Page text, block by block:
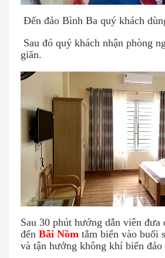
Đến đảo Bình Ba quý khách
Sau đó quý khách nhận phòng
giãn.
Sau 30 phút hướng dẫn viên đưa
đến Bãi Nồm tắm biển vào buổi
và tận hưởng không khí biển đảo